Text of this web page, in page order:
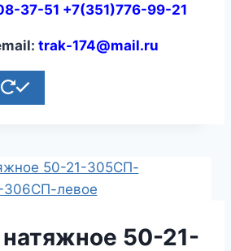
37-51 +7(351)776-99-21
trak-174@mail.ru
50-21-